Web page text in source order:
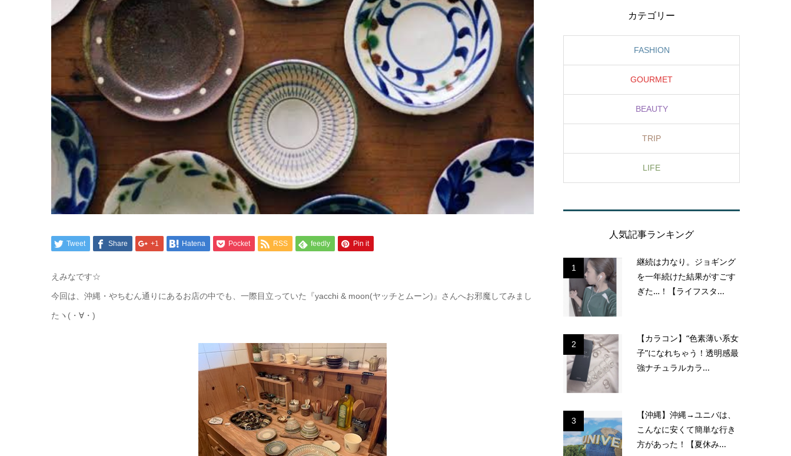
Tweet Share +1 Hatena Pocket RSS feedly Pin it
えみなです☆
今回は、沖縄・やちむん通りにあるお店の中でも、一際目立っていた『yacchi & moon(ヤッチとムーン)』さんへお邪魔してみまし
たヽ(・∀・)
カテゴリー
FASHION
GOURMET
BEAUTY
TRIP
LIFE
人気記事ランキング
1
継続は力なり。ジョギング
を一年続けた結果がすごす
ぎた…！【ライフスタ...
2
【カラコン】“色素薄い系女
子”になれちゃう！透明感最
強ナチュラルカラ...
3
【沖縄】沖縄→ユニバは、
こんなに安くて簡単な行き
方があった！【夏休み...